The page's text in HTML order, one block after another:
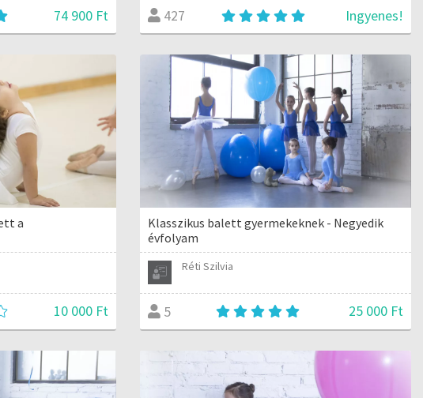
74 900 Ft 427 Ingyenes!
a
10 000 Ft
Klasszikus balett gyermekeknek - Negyedik
évfolyam
Réti Szilvia
5 25 000 Ft